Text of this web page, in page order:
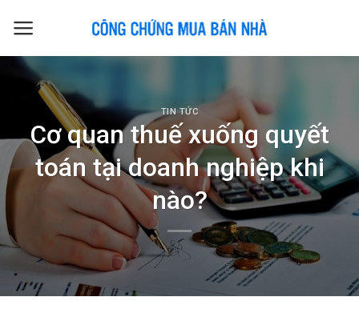
TIN TỨC
Cơ quan thuế xuống quyết
toán tại doanh nghiệp khi
nào?